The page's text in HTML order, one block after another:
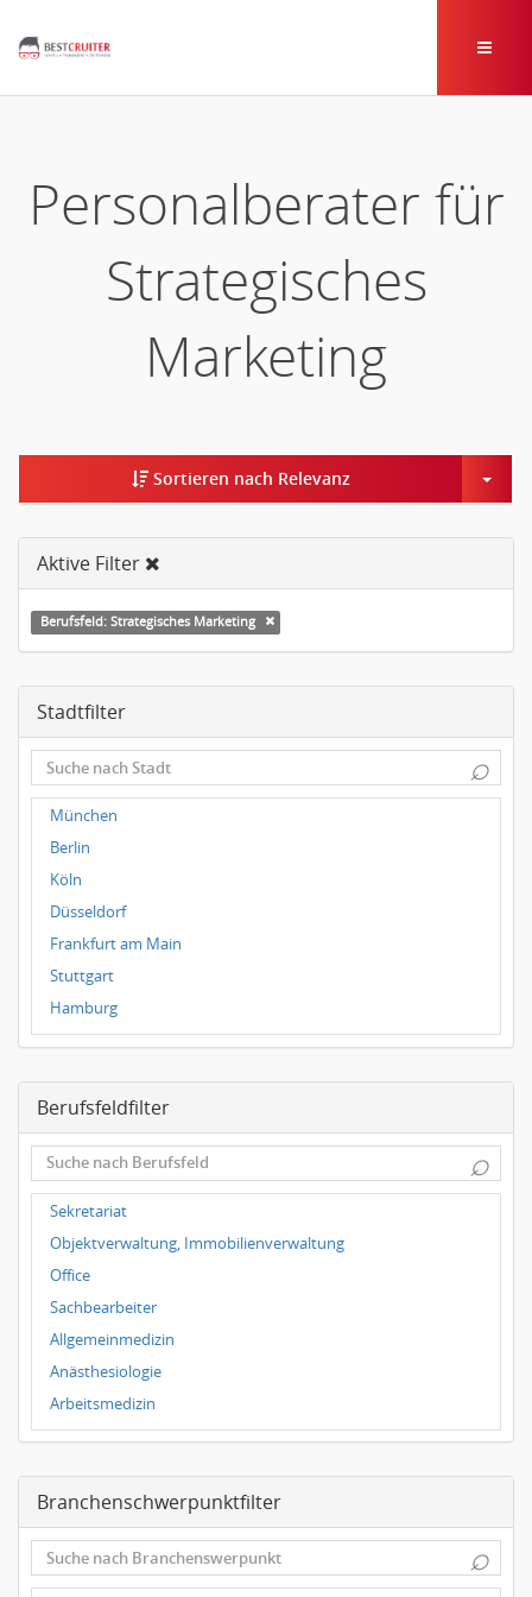
Personalberater für
Strategisches
Marketing
Sortieren nach Relevanz
Aktive Filter
Berufsfeld: Strategisches Marketing
Stadtfilter
⌕
München
Berlin
Köln
Düsseldorf
Frankfurt am Main
Stuttgart
Hamburg
Frankfurt
Magdeburg
Leipzig
Dortmund
Wuppertal
Hallbergmoos
Würzburg
Grünwald
Ulm
Bielefeld
Hannover
Duisburg
Berufsfeldfilter
⌕
Sekretariat
Objektverwaltung, Immobilienverwaltung
Office
Sachbearbeiter
Allgemeinmedizin
Anästhesiologie
Arbeitsmedizin
Augenheilkunde
Frauenheilkunde, Geburtshilfe
Hals-Nasen-Ohrenheilkunde
Hautkrankheiten, Geschlechtskrankheiten
Branchenschwerpunktfilter
⌕